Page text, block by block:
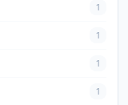
1
1
1
1